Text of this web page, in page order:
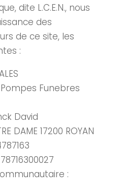
dite L.C.E.N., nous
des
de ce site, les
:
Funebres
David
DAME 17200 ROYAN
: